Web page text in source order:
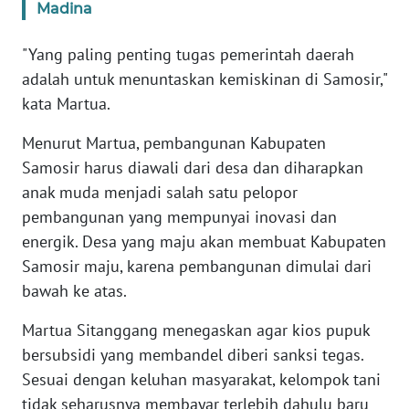
Madina
"Yang paling penting tugas pemerintah daerah
adalah untuk menuntaskan kemiskinan di Samosir,"
kata Martua.
Menurut Martua, pembangunan Kabupaten
Samosir harus diawali dari desa dan diharapkan
anak muda menjadi salah satu pelopor
pembangunan yang mempunyai inovasi dan
energik. Desa yang maju akan membuat Kabupaten
Samosir maju, karena pembangunan dimulai dari
bawah ke atas.
Martua Sitanggang menegaskan agar kios pupuk
bersubsidi yang membandel diberi sanksi tegas.
Sesuai dengan keluhan masyarakat, kelompok tani
tidak seharusnya membayar terlebih dahulu baru
NUSANTARA
WN
WN
JATIM
WN
KALBAR
WN
KALTENG